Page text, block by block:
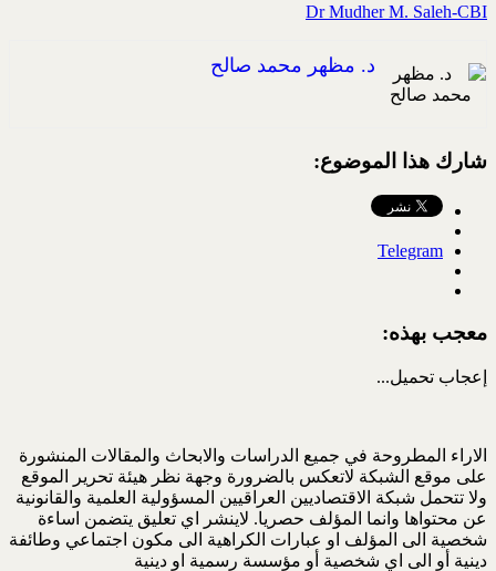
Dr Mudher M. Saleh-CBI
د. مظهر محمد صالح
شارك هذا الموضوع:
Telegram
معجب بهذه:
إعجاب تحميل...
الاراء المطروحة في جميع الدراسات والابحاث والمقالات المنشورة
على موقع الشبكة لاتعكس بالضرورة وجهة نظر هيئة تحرير الموقع
ولا تتحمل شبكة الاقتصاديين العراقيين المسؤولية العلمية والقانونية
عن محتواها وانما المؤلف حصريا. لاينشر اي تعليق يتضمن اساءة
شخصية الى المؤلف او عبارات الكراهية الى مكون اجتماعي وطائفة
دينية أو الى اي شخصية أو مؤسسة رسمية او دينية